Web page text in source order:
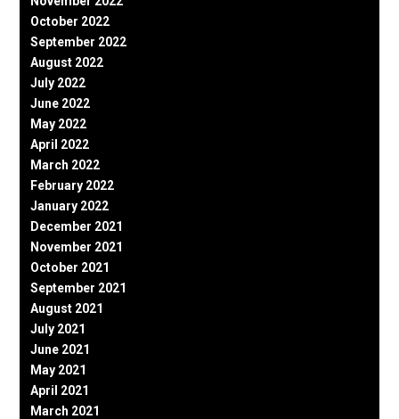
October 2022
September 2022
August 2022
July 2022
June 2022
May 2022
April 2022
March 2022
February 2022
January 2022
December 2021
November 2021
October 2021
September 2021
August 2021
July 2021
June 2021
May 2021
April 2021
March 2021